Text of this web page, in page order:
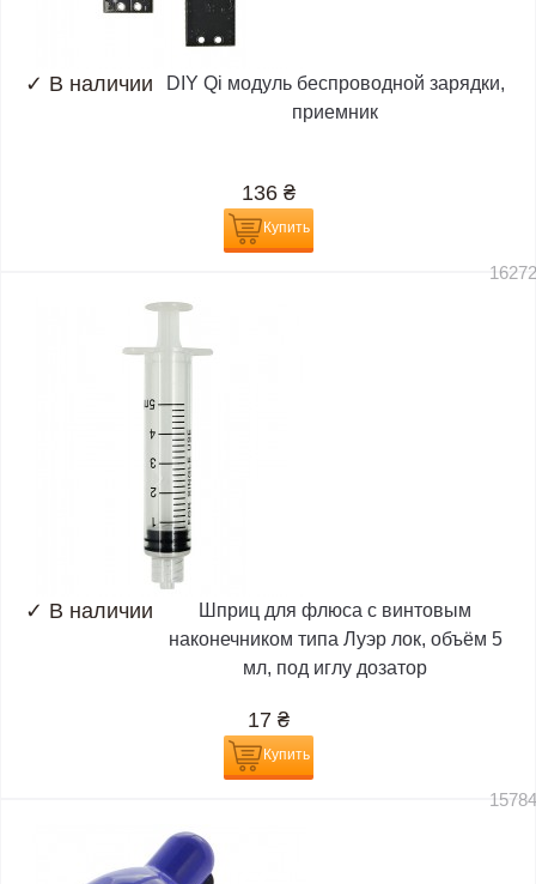
✓ В наличии
DIY Qi модуль беспроводной зарядки,
приемник
136 ₴
Купить
✓ В наличии
Шприц для флюса с винтовым
наконечником типа Луэр лок, объём 5
мл, под иглу дозатор
17 ₴
Купить